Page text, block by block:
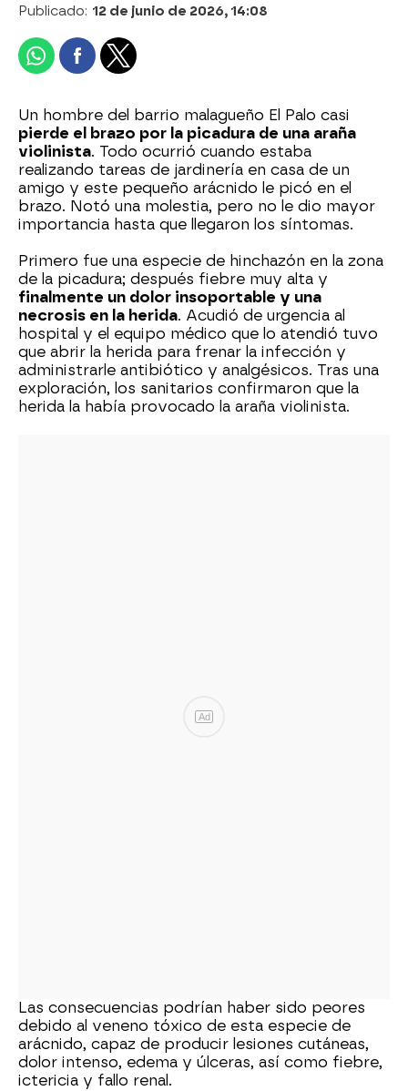
Publicado: 12 de junio de 2026, 14:08
Un hombre del barrio malagueño El Palo casi
pierde el brazo por la picadura de una araña
violinista. Todo ocurrió cuando estaba
realizando tareas de jardinería en casa de un
amigo y este pequeño arácnido le picó en el
brazo. Notó una molestia, pero no le dio mayor
importancia hasta que llegaron los síntomas.
Primero fue una especie de hinchazón en la zona
de la picadura; después fiebre muy alta y
finalmente un dolor insoportable y una
necrosis en la herida. Acudió de urgencia al
hospital y el equipo médico que lo atendió tuvo
que abrir la herida para frenar la infección y
administrarle antibiótico y analgésicos. Tras una
exploración, los sanitarios confirmaron que la
herida la había provocado la araña violinista.
Ad
Las consecuencias podrían haber sido peores
debido al veneno tóxico de esta especie de
arácnido, capaz de producir lesiones cutáneas,
dolor intenso, edema y úlceras, así como fiebre,
ictericia y fallo renal.